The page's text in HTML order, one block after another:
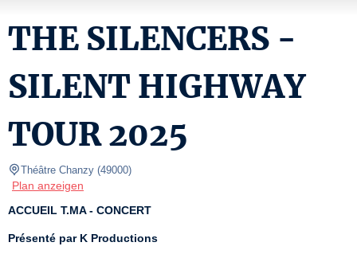
THE SILENCERS -
SILENT HIGHWAY
TOUR 2025
Théâtre Chanzy (49000)
Plan anzeigen
ACCUEIL T.MA - CONCERT
Présenté par K Productions